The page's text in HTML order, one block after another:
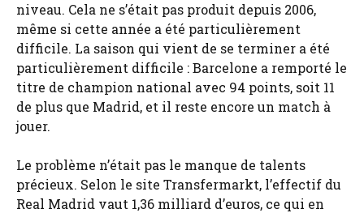
niveau. Cela ne s’était pas produit depuis 2006,
même si cette année a été particulièrement
difficile. La saison qui vient de se terminer a été
particulièrement difficile : Barcelone a remporté le
titre de champion national avec 94 points, soit 11
de plus que Madrid, et il reste encore un match à
jouer.
Le problème n’était pas le manque de talents
précieux. Selon le site Transfermarkt, l’effectif du
Real Madrid vaut 1,36 milliard d’euros, ce qui en